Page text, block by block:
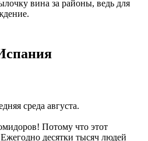
вина за районы, ведь для
среда августа.
Потому что этот
десятки тысяч людей